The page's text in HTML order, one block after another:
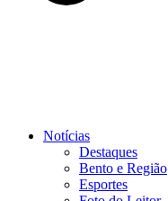
Notícias
Destaques
Bento e Região
Esportes